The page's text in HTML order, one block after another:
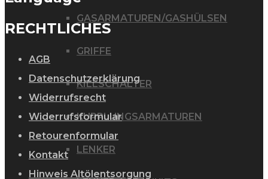
GASARMATUREN/GASHÜLSEN
GRIFFE
KILLSCHALTER
KUPPLUNGSARMATUREN
LENKER
RECHTLICHES
AGB
Datenschutzerklärung
Widerrufsrecht
Widerrufsformular
Retourenformular
Kontakt
Hinweis Altölentsorgung